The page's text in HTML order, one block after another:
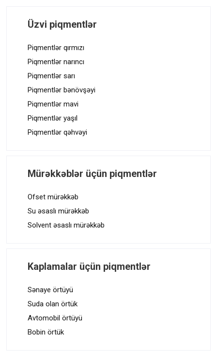
Üzvi piqmentlər
Piqmentlər qırmızı
Piqmentlər narıncı
Piqmentlər sarı
Piqmentlər bənövşəyi
Piqmentlər mavi
Piqmentlər yaşıl
Piqmentlər qəhvəyi
Mürəkkəblər üçün piqmentlər
Ofset mürəkkəb
Su əsaslı mürəkkəb
Solvent əsaslı mürəkkəb
Kaplamalar üçün piqmentlər
Sənaye örtüyü
Suda olan örtük
Avtomobil örtüyü
Bobin örtük